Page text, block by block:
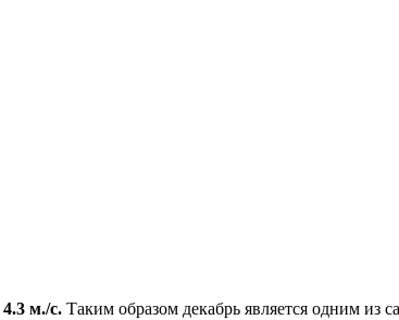
4.3 м./с. Таким образом декабрь является одним из